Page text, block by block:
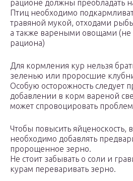
рационе должны преобладать
Птиц необходимо
травяной мукой, отходами
а также вареными овощами (не
рациона)
Для кормления кур нельзя
зеленью или проросшие
Особую осторожность следует
добавлении в корм вареной
может спровоцировать
Чтобы повысить яйценоскость,
необходимо добавлять
пророщенное зерно.
Не стоит забывать о соли и
курам переваривать зерно.